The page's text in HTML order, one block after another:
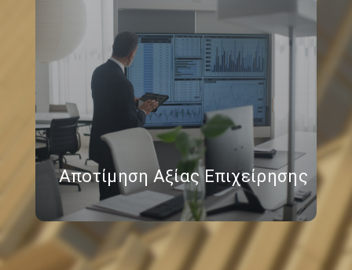
Αποτίμηση Αξίας Επιχείρησης